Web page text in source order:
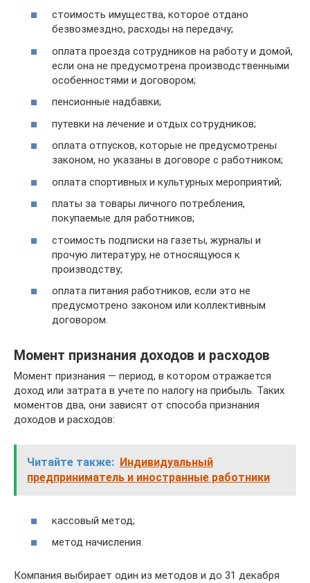
стоимость имущества, которое отдано
безвозмездно, расходы на передачу;
оплата проезда сотрудников на работу и домой,
если она не предусмотрена производственными
особенностями и договором;
пенсионные надбавки;
путевки на лечение и отдых сотрудников;
оплата отпусков, которые не предусмотрены
законом, но указаны в договоре с работником;
оплата спортивных и культурных мероприятий;
платы за товары личного потребления,
покупаемые для работников;
стоимость подписки на газеты, журналы и
прочую литературу, не относящуюся к
производству;
оплата питания работников, если это не
предусмотрено законом или коллективным
договором.
Момент признания доходов и расходов
Момент признания — период, в котором отражается
доход или затрата в учете по налогу на прибыль. Таких
моментов два, они зависят от способа признания
доходов и расходов:
Читайте также: Индивидуальный
предприниматель и иностранные работники
кассовый метод;
метод начисления.
Компания выбирает один из методов и до 31 декабря